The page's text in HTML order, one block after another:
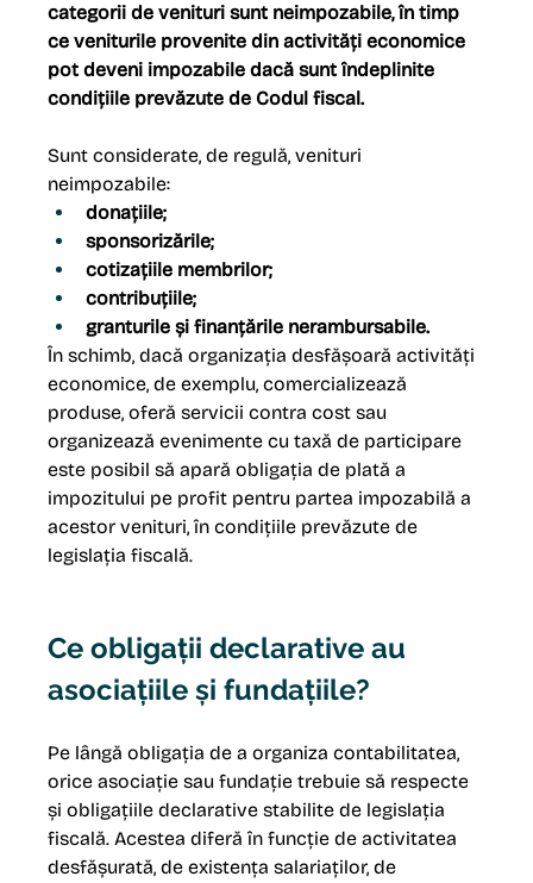
categorii de venituri sunt neimpozabile, în timp
ce veniturile provenite din activități economice
pot deveni impozabile dacă sunt îndeplinite
condițiile prevăzute de Codul fiscal.
Sunt considerate, de regulă, venituri
neimpozabile:
donațiile;
sponsorizările;
cotizațiile membrilor;
contribuțiile;
granturile și finanțările nerambursabile.
În schimb, dacă organizația desfășoară activități
economice, de exemplu, comercializează
produse, oferă servicii contra cost sau
organizează evenimente cu taxă de participare
este posibil să apară obligația de plată a
impozitului pe profit pentru partea impozabilă a
acestor venituri, în condițiile prevăzute de
legislația fiscală.
Ce obligații declarative au
asociațiile și fundațiile?
Pe lângă obligația de a organiza contabilitatea,
orice asociație sau fundație trebuie să respecte
și obligațiile declarative stabilite de legislația
fiscală. Acestea diferă în funcție de activitatea
desfășurată, de existența salariaților, de